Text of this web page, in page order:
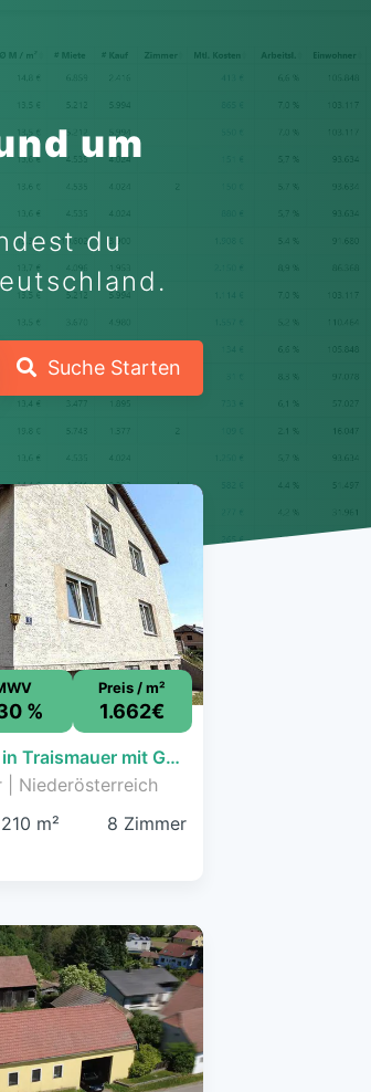
um
du
Suche Starten
%
Preis / m²
1.662€
Großzügiges Haus in Traismauer mit Garten, Balkon & Garage – renovierungsbedürftig!
| Niederösterreich
210 m² 8 Zimmer